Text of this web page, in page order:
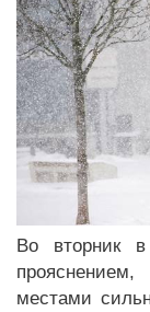
Во вторник
местами